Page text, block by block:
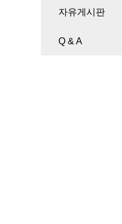
자유게시판
Q & A